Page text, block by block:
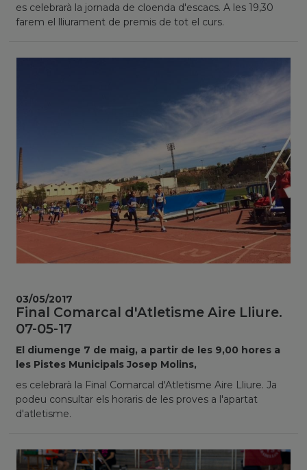
es celebrarà la jornada de cloenda d'escacs. A les 19,30
farem el lliurament de premis de tot el curs.
Final Comarcal d'Atletisme Aire Lliure.
07-05-17
El diumenge 7 de maig, a partir de les 9,00 hores a
les Pistes Municipals Josep Molins,
es celebrarà la Final Comarcal d'Atletisme Aire Lliure. Ja
podeu consultar els horaris de les proves a l'apartat
d'atletisme.
03/05/2017